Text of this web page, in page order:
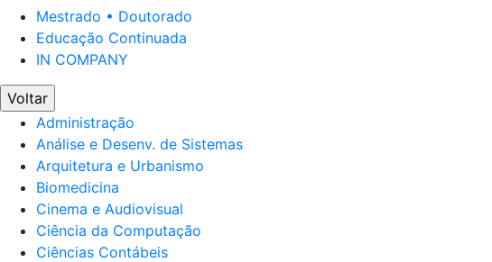
Mestrado • Doutorado
Educação Continuada
IN COMPANY
Voltar
Administração
Análise e Desenv. de Sistemas
Arquitetura e Urbanismo
Biomedicina
Cinema e Audiovisual
Ciência da Computação
Ciências Contábeis